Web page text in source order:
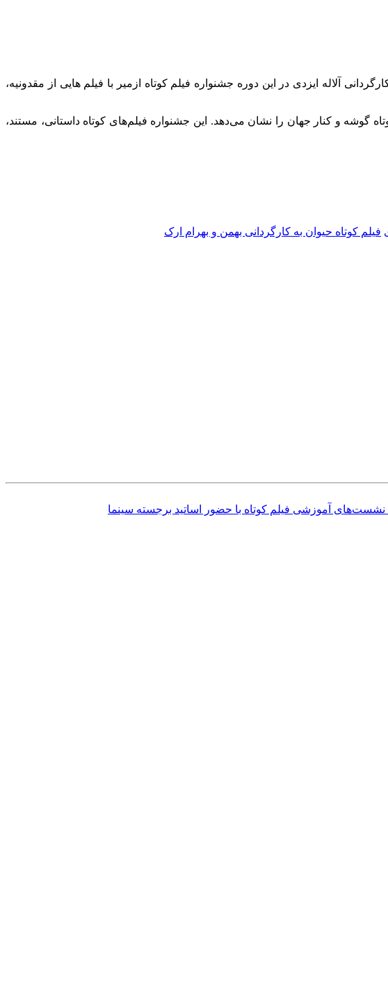
آلاله ایزدی در این دوره جشنواره فیلم کوتاه ازمیر با فیلم هایی از مقدونیه،
گوشه و کنار جهان را نشان می‌دهد. این جشنواره فیلم‌های کوتاه داستانی، مستند،
فیلم کوتاه حیوان به کارگردانی بهمن و بهرام ارک
آموزشی فیلم کوتاه با حضور اساتید برجسته سینما